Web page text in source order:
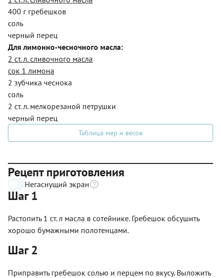
400 г гребешков
соль
черный перец
Для лимонно-чесночного масла:
2 ст. л. сливочного масла
сок 1 лимона
2 зубчика чеснока
соль
2 ст. л. мелкорезаной петрушки
черный перец
Таблица мер и весов
Рецепт приготовления
Негаснущий экран
Шаг 1
Растопить 1 ст. л масла в сотейнике. Гребешок обсушить
хорошо бумажными полотенцами.
Шаг 2
Приправить гребешок солью и перцем по вкусу. Выложить